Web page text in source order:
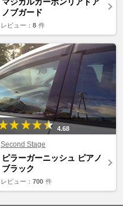
マジカルカーボンリアドア
ノブガード
レビュー： 8 件
4.68
Second Stage
ピラーガーニッシュ ピアノ
ブラック
レビュー： 700 件